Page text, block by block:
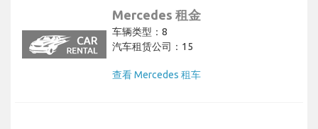
Mercedes 租金
车辆类型：8
汽车租赁公司：15
查看 Mercedes 租车